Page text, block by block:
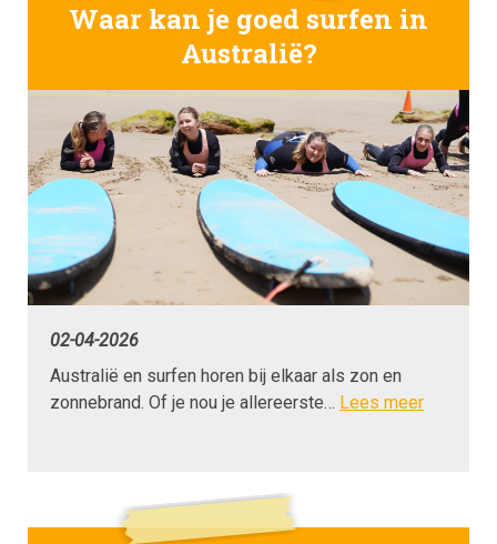
Waar kan je goed surfen in
Australië?
02-04-2026
Australië en surfen horen bij elkaar als zon en
zonnebrand. Of je nou je allereerste… Lees meer